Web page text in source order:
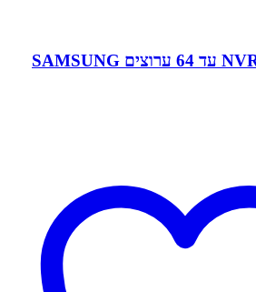
מערכת הקלטה NVR עד 64 ערוצים SAMSUNG